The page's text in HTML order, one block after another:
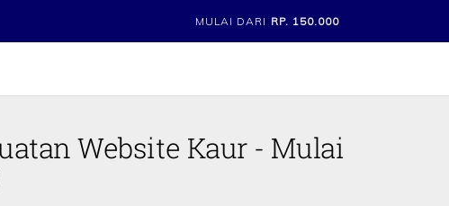
MULAI DARI RP. 150.000
Website Kaur - Mulai